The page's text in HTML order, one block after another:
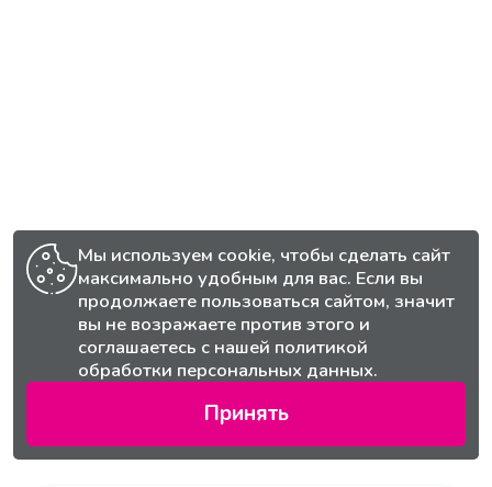
Мы используем cookie, чтобы сделать сайт
максимально удобным для вас. Если вы
продолжаете пользоваться сайтом, значит
вы не возражаете против этого и
соглашаетесь с нашей политикой
обработки персональных данных.
Принять